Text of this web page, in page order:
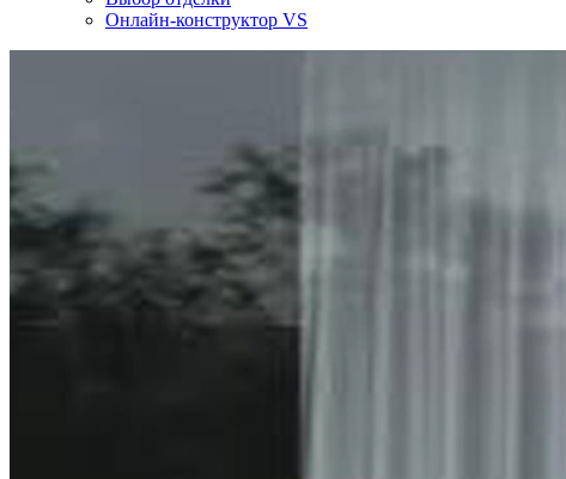
Онлайн-конструктор VS